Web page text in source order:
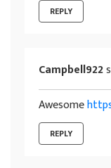
REPLY
Campbell922
Awesome
REPLY